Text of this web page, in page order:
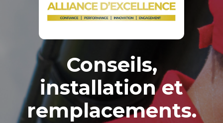
Conseils,
installation et
remplacements.